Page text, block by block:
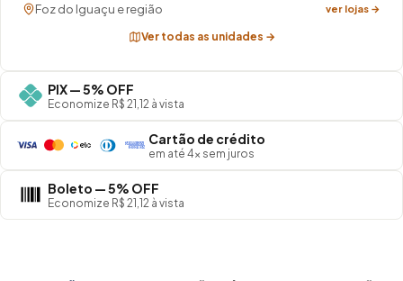
Foz do Iguaçu e região ver lojas →
Ver todas as unidades →
PIX — 5% OFF
Economize R$ 21,12 à vista
Cartão de crédito
em até 4× sem juros
Boleto — 5% OFF
Economize R$ 21,12 à vista